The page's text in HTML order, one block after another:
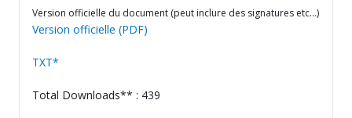
Version officielle du document (peut inclure des signatures etc…)
Version officielle (PDF)
TXT*
Total Downloads** : 439